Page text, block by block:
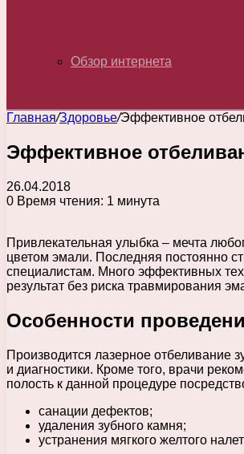
Обзор интернета
Главная/Здоровье/Эффективное
Эффективное
26.04.2018
0 Время чтения: 1 минута
Привлекательная улыбка – мечта
цветом эмали. Последняя постоянно
специалистам. Много эффективных
результат без риска травмирования
Особенности
Производится лазерное отбеливание
и диагностики. Кроме того, врачи
полость к данной процедуре
санации дефектов;
удаления зубного камня;
устранения мягкого желтого